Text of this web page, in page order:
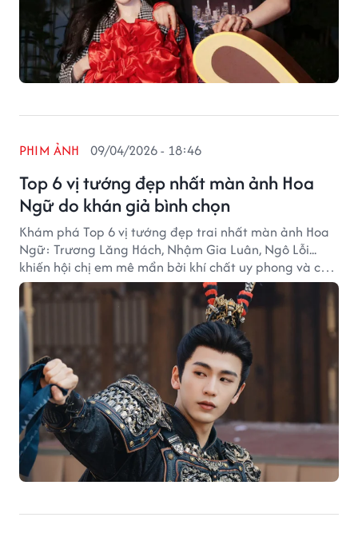
Top 6 vị tướng đẹp nhất màn ảnh Hoa
Ngữ do khán giả bình chọn
PHIM ẢNH 09/04/2026 - 18:46
Khám phá Top 6 vị tướng đẹp trai nhất màn ảnh Hoa
Ngữ: Trương Lăng Hách, Nhậm Gia Luân, Ngô Lỗi...
khiến hội chị em mê mẩn bởi khí chất uy phong và cực
kỳ cuốn hút.